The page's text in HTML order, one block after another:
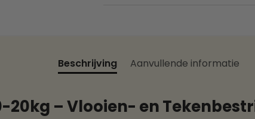
Beschrijving Aanvullende informatie
20kg – Vlooien- en